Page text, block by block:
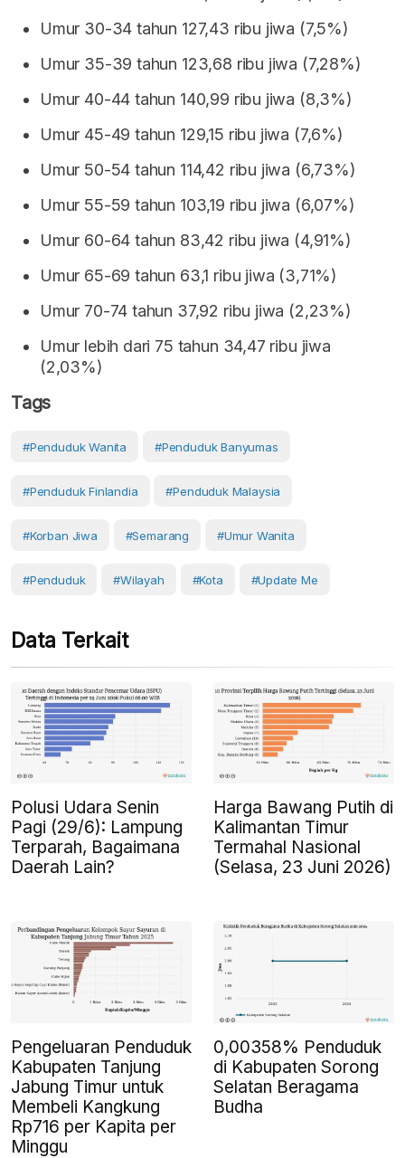
Umur 30-34 tahun 127,43 ribu jiwa (7,5%)
Umur 35-39 tahun 123,68 ribu jiwa (7,28%)
Umur 40-44 tahun 140,99 ribu jiwa (8,3%)
Umur 45-49 tahun 129,15 ribu jiwa (7,6%)
Umur 50-54 tahun 114,42 ribu jiwa (6,73%)
Umur 55-59 tahun 103,19 ribu jiwa (6,07%)
Umur 60-64 tahun 83,42 ribu jiwa (4,91%)
Umur 65-69 tahun 63,1 ribu jiwa (3,71%)
Umur 70-74 tahun 37,92 ribu jiwa (2,23%)
Umur lebih dari 75 tahun 34,47 ribu jiwa
(2,03%)
Tags
#penduduk Wanita #penduduk Banyumas
#Penduduk Finlandia #Penduduk Malaysia
#korban Jiwa #Semarang #umur Wanita
#Penduduk #Wilayah #Kota #Update Me
Data Terkait
Polusi Udara Senin
Pagi (29/6): Lampung
Terparah, Bagaimana
Daerah Lain?
Harga Bawang Putih di
Kalimantan Timur
Termahal Nasional
(Selasa, 23 Juni 2026)
Pengeluaran Penduduk
Kabupaten Tanjung
Jabung Timur untuk
Membeli Kangkung
Rp716 per Kapita per
Minggu
0,00358% Penduduk
di Kabupaten Sorong
Selatan Beragama
Budha